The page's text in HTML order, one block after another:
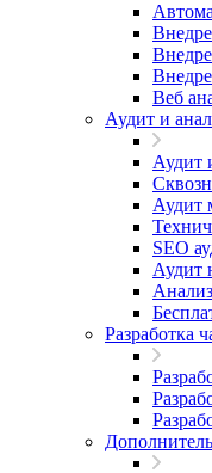
Веб
Аудит и
Аудит
Аудит
SEO
Аудит
Разработка